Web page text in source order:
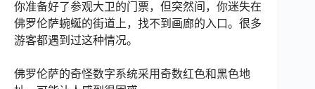
你准备好了参观大卫的门票，但突然间，你迷失在
佛罗伦萨蜿蜒的街道上，找不到画廊的入口。很多
游客都遇到过这种情况。
佛罗伦萨的奇怪数字系统采用奇数红色和黑色地